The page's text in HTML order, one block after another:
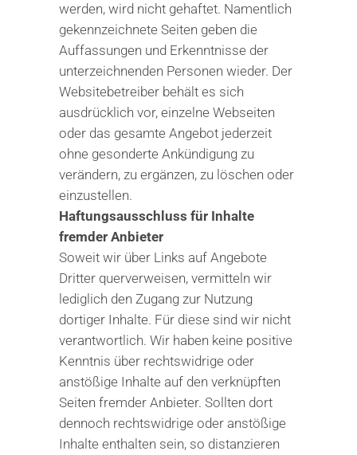
werden, wird nicht gehaftet. Namentlich
gekennzeichnete Seiten geben die
Auffassungen und Erkenntnisse der
unterzeichnenden Personen wieder. Der
Websitebetreiber behält es sich
ausdrücklich vor, einzelne Webseiten
oder das gesamte Angebot jederzeit
ohne gesonderte Ankündigung zu
verändern, zu ergänzen, zu löschen oder
einzustellen.
Haftungsausschluss für Inhalte
fremder Anbieter
Soweit wir über Links auf Angebote
Dritter querverweisen, vermitteln wir
lediglich den Zugang zur Nutzung
dortiger Inhalte. Für diese sind wir nicht
verantwortlich. Wir haben keine positive
Kenntnis über rechtswidrige oder
anstößige Inhalte auf den verknüpften
Seiten fremder Anbieter. Sollten dort
dennoch rechtswidrige oder anstößige
Inhalte enthalten sein, so distanzieren